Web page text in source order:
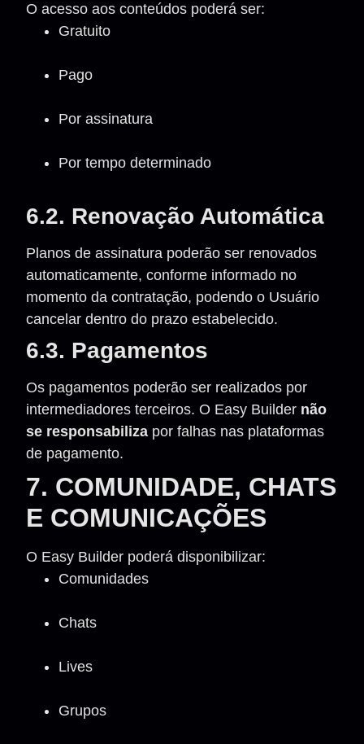
O acesso aos conteúdos poderá ser:
Gratuito
Pago
Por assinatura
Por tempo determinado
6.2. Renovação Automática
Planos de assinatura poderão ser renovados
automaticamente, conforme informado no
momento da contratação, podendo o Usuário
cancelar dentro do prazo estabelecido.
6.3. Pagamentos
Os pagamentos poderão ser realizados por
intermediadores terceiros. O Easy Builder não
se responsabiliza por falhas nas plataformas
de pagamento.
7. COMUNIDADE, CHATS
E COMUNICAÇÕES
O Easy Builder poderá disponibilizar:
Comunidades
Chats
Lives
Grupos